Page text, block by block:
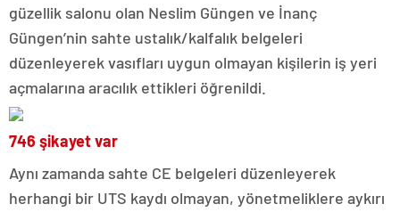
güzellik salonu olan Neslim Güngen ve İnanç
Güngen’nin sahte ustalık/kalfalık belgeleri
düzenleyerek vasıfları uygun olmayan kişilerin iş yeri
açmalarına aracılık ettikleri öğrenildi.
746 şikayet var
Aynı zamanda sahte CE belgeleri düzenleyerek
herhangi bir UTS kaydı olmayan, yönetmeliklere aykırı